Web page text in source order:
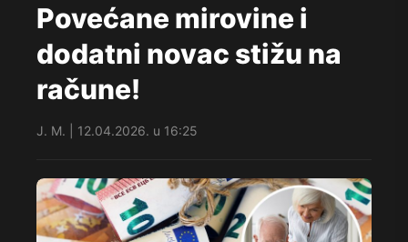
Povećane mirovine i
dodatni novac stižu na
račune!
J. M. | 12.04.2026. u 16:25